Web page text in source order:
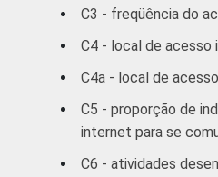
De 60
RENDA
FAMILIAR
Até
1 SM
C3 - freqüência do
C4 - local de acesso
C4a - local de
C5 - proporção de
internet para se
C6 - atividades